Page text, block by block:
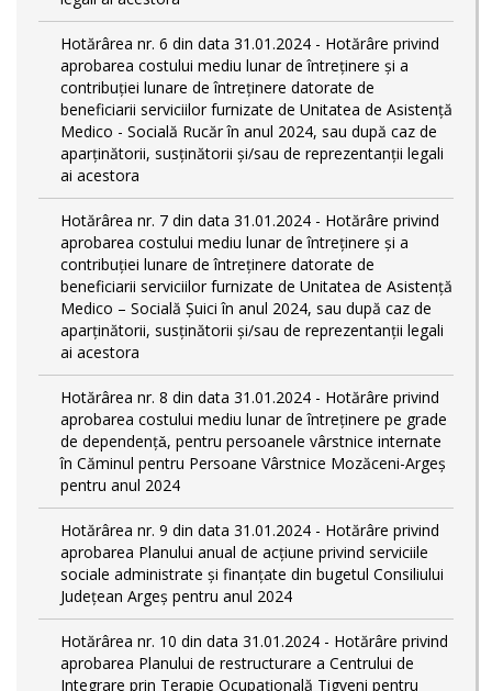
Hotărârea nr. 6 din data 31.01.2024 - Hotărâre privind
aprobarea costului mediu lunar de întreținere și a
contribuției lunare de întreținere datorate de
beneficiarii serviciilor furnizate de Unitatea de Asistență
Medico - Socială Rucăr în anul 2024, sau după caz de
aparținătorii, susținătorii și/sau de reprezentanții legali
ai acestora
Hotărârea nr. 7 din data 31.01.2024 - Hotărâre privind
aprobarea costului mediu lunar de întreținere și a
contribuției lunare de întreținere datorate de
beneficiarii serviciilor furnizate de Unitatea de Asistență
Medico – Socială Șuici în anul 2024, sau după caz de
aparținătorii, susținătorii și/sau de reprezentanții legali
ai acestora
Hotărârea nr. 8 din data 31.01.2024 - Hotărâre privind
aprobarea costului mediu lunar de întreţinere pe grade
de dependențǎ, pentru persoanele vârstnice internate
în Căminul pentru Persoane Vârstnice Mozăceni-Argeș
pentru anul 2024
Hotărârea nr. 9 din data 31.01.2024 - Hotărâre privind
aprobarea Planului anual de acțiune privind serviciile
sociale administrate și finanțate din bugetul Consiliului
Județean Argeș pentru anul 2024
Hotărârea nr. 10 din data 31.01.2024 - Hotărâre privind
aprobarea Planului de restructurare a Centrului de
Integrare prin Terapie Ocupațională Tigveni pentru